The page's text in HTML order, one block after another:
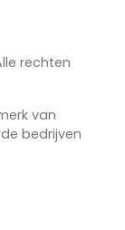
rechten
van
bedrijven